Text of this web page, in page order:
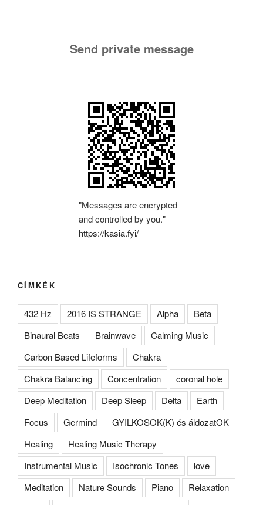
Send private message
"Messages are encrypted
and controlled by you."
https://kasia.fyi/
CÍMKÉK
432 Hz 2016 IS STRANGE Alpha
Beta
Binaural Beats
Brainwave
Calming Music
Carbon Based Lifeforms
Chakra
Chakra Balancing
Concentration
coronal hole
Deep Meditation
Deep Sleep Delta
Earth
Focus
Germind
GYILKOSOK(K) és áldozatOK
Healing
Healing Music Therapy
Instrumental Music
Isochronic Tones
love
Meditation
Nature Sounds Piano
Relaxation